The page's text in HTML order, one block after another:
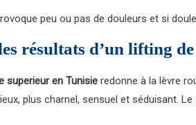
peu ou pas de douleurs et si
résultats d’un lifting
superieur en Tunisie redonne à la lèvre
plus charnel, sensuel et séduisant.